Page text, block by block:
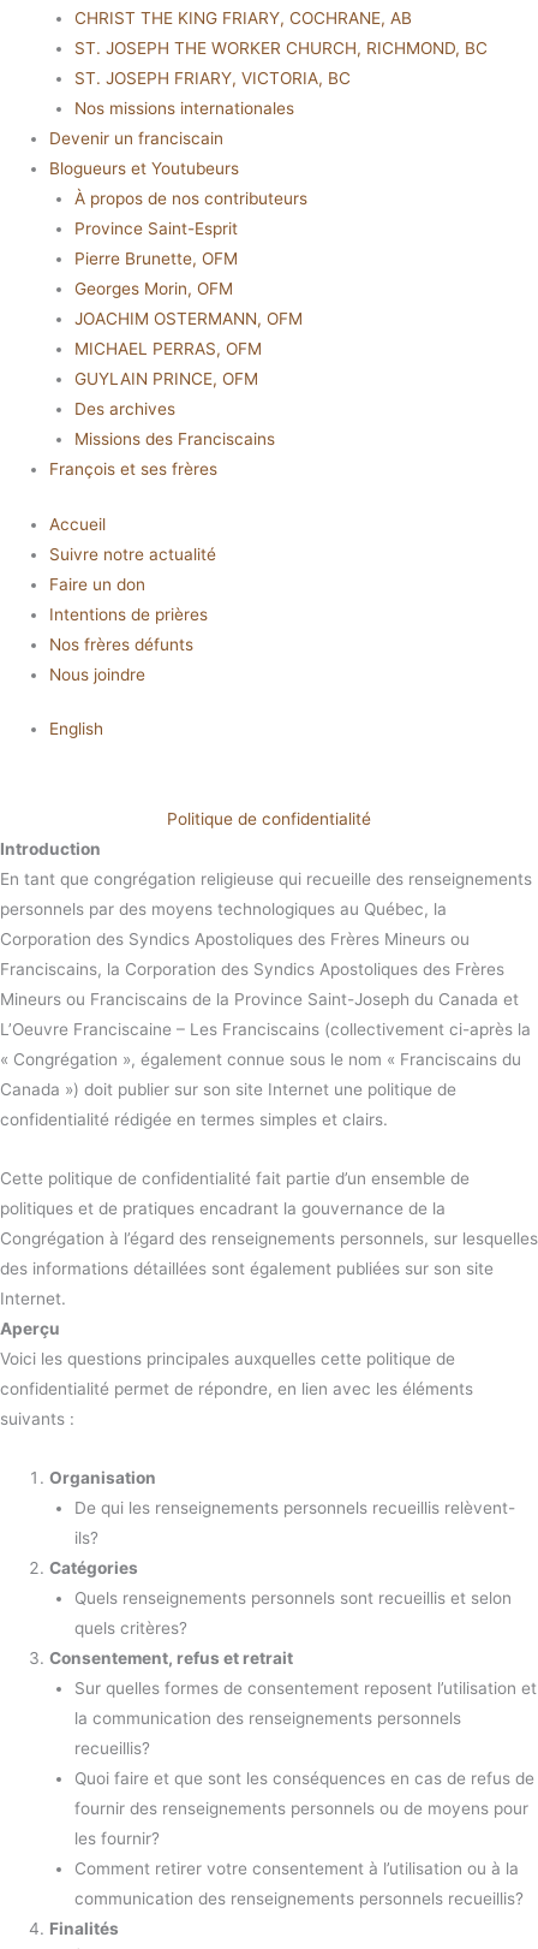
CHRIST THE KING FRIARY, COCHRANE, AB
ST. JOSEPH THE WORKER CHURCH, RICHMOND, BC
ST. JOSEPH FRIARY, VICTORIA, BC
Nos missions internationales
Devenir un franciscain
Blogueurs et Youtubeurs
À propos de nos contributeurs
Province Saint-Esprit
Pierre Brunette, OFM
Georges Morin, OFM
JOACHIM OSTERMANN, OFM
MICHAEL PERRAS, OFM
GUYLAIN PRINCE, OFM
Des archives
Missions des Franciscains
François et ses frères
Accueil
Suivre notre actualité
Faire un don
Intentions de prières
Nos frères défunts
Nous joindre
English
Politique de confidentialité
Introduction
En tant que congrégation religieuse qui recueille des renseignements
personnels par des moyens technologiques au Québec, la
Corporation des Syndics Apostoliques des Frères Mineurs ou
Franciscains, la Corporation des Syndics Apostoliques des Frères
Mineurs ou Franciscains de la Province Saint-Joseph du Canada et
L’Oeuvre Franciscaine – Les Franciscains (collectivement ci-après la
« Congrégation », également connue sous le nom « Franciscains du
Canada ») doit publier sur son site Internet une politique de
confidentialité rédigée en termes simples et clairs.
Cette politique de confidentialité fait partie d’un ensemble de
politiques et de pratiques encadrant la gouvernance de la
Congrégation à l’égard des renseignements personnels, sur lesquelles
des informations détaillées sont également publiées sur son site
Internet.
Aperçu
Voici les questions principales auxquelles cette politique de
confidentialité permet de répondre, en lien avec les éléments
suivants :
Organisation
De qui les renseignements personnels recueillis relèvent-
ils?
Catégories
Quels renseignements personnels sont recueillis et selon
quels critères?
Consentement, refus et retrait
Sur quelles formes de consentement reposent l’utilisation et
la communication des renseignements personnels
recueillis?
Quoi faire et que sont les conséquences en cas de refus de
fournir des renseignements personnels ou de moyens pour
les fournir?
Comment retirer votre consentement à l’utilisation ou à la
communication des renseignements personnels recueillis?
Finalités